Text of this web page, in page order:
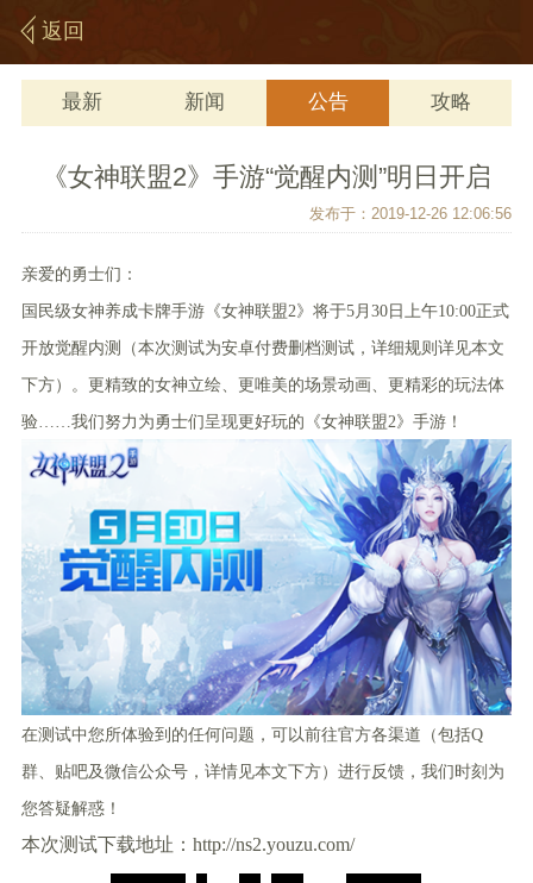
返回
最新 新闻 公告 攻略
《女神联盟2》手游“觉醒内测”明日开启
发布于：2019-12-26 12:06:56
亲爱的勇士们：
国民级女神养成卡牌手游《女神联盟2》将于5月30日上午10:00正式
开放觉醒内测 （本次测试为安卓付费删档测试，详细规则详见本文
下方） 。 更精致的女神立绘、更唯美的场景动画、更精彩的玩法体
验……我们努力为勇士们呈现更好玩的《女神联盟2》手游！
在测试中您所体验到的任何问题，可以前往官方各渠道（包括Q
群、贴吧及微信公众号，详情见本文下方）进行反馈，我们时刻为
您答疑解惑！
本次测试下载地址：http://ns2.youzu.com/